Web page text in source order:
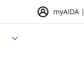
myAIDA